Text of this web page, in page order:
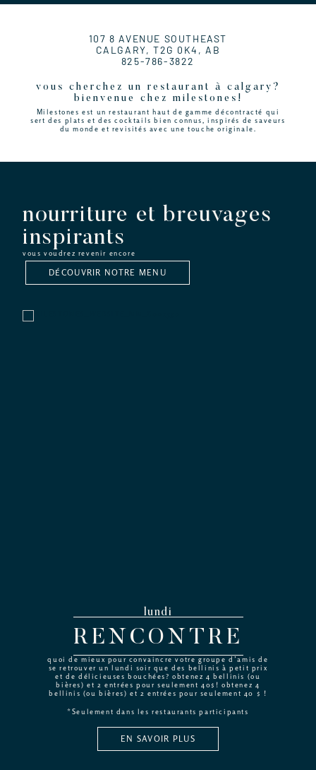
107 8 AVENUE SOUTHEAST
CALGARY, T2G 0K4, AB
825-786-3822
vous cherchez un restaurant à calgary?
bienvenue chez milestones!
Milestones est un restaurant haut de gamme décontracté qui
sert des plats et des cocktails bien connus, inspirés de saveurs
du monde et revisités avec une touche originale.
nourriture et breuvages
inspirants
vous voudrez revenir encore
DÉCOUVRIR NOTRE MENU
lundi
RENCONTRE
quoi de mieux pour convaincre votre groupe d’amis de
se retrouver un lundi soir que des bellinis à petit prix
et de délicieuses bouchées? obtenez 4 bellinis (ou
bières) et 2 entrées pour seulement 40$! obtenez 4
bellinis (ou bières) et 2 entrées pour seulement 40 $ !
*Seulement dans les restaurants participants
EN SAVOIR PLUS